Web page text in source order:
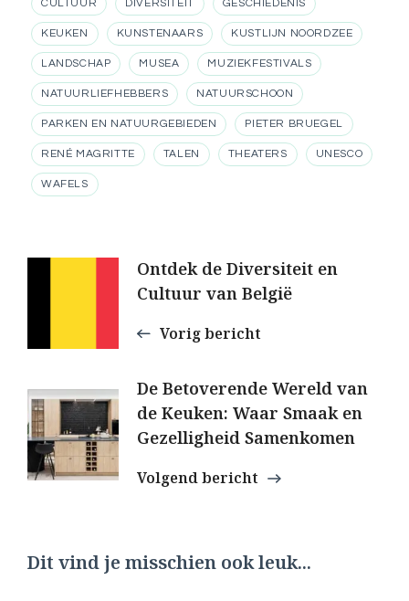
CULTUUR DIVERSITEIT GESCHIEDENIS
KEUKEN KUNSTENAARS KUSTLIJN NOORDZEE
LANDSCHAP MUSEA MUZIEKFESTIVALS
NATUURLIEFHEBBERS NATUURSCHOON
PARKEN EN NATUURGEBIEDEN PIETER BRUEGEL
RENÉ MAGRITTE TALEN THEATERS UNESCO
WAFELS
Berichtnavigatie
Ontdek de Diversiteit en
Cultuur van België
Vorig bericht
De Betoverende Wereld van
de Keuken: Waar Smaak en
Gezelligheid Samenkomen
Volgend bericht
Dit vind je misschien ook leuk...